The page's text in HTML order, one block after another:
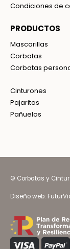
Condiciones de
PRODUCTOS
Mascarillas
Corbatas
Corbatas
Cinturones
Pajaritas
Pañuelos
© Corbatas y
Diseño web: